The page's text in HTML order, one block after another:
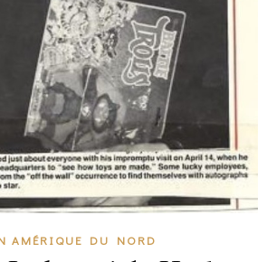
AMÉRIQUE DU NORD